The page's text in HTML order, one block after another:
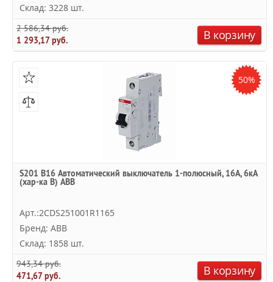
Склад: 3228 шт.
2 586,34 руб.
1 293,17 руб.
В корзину
50%
S201 B16 Автоматический выключатель 1-полюсный, 16А, 6кА
(хар-ка B) ABB
Арт.:2CDS251001R1165
Бренд: ABB
Склад: 1858 шт.
943,34 руб.
471,67 руб.
В корзину